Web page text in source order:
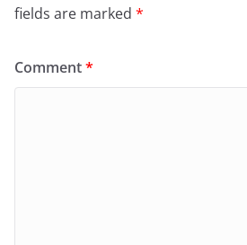
fields are marked *
Comment*